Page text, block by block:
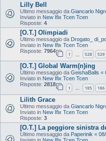
Lilly Bell
Ultimo messaggio da Giancarlo
Inviato in New Ifix Tcen Tcen
Risposte: 4
[O.T.] Olimpiadi
Ultimo messaggio da Drogato_
Inviato in New Ifix Tcen Tcen
Risposte: 7964
1 528 529
[O.T.] Global Warm(n)ing
Ultimo messaggio da GeishaBalls «
Inviato in New Ifix Tcen Tcen
Risposte: 2818
1 … 185 186
Lilith Grace
Ultimo messaggio da Giancarlo
Inviato in New Ifix Tcen Tcen
Risposte: 3
[O.T.] La peggiore sinistra
Ultimo messaggio da Paperinik «